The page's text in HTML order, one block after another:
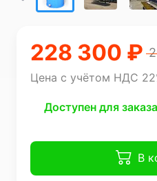
228 300 ₽
Цена с учётом НДС
Доступен для заказа
В